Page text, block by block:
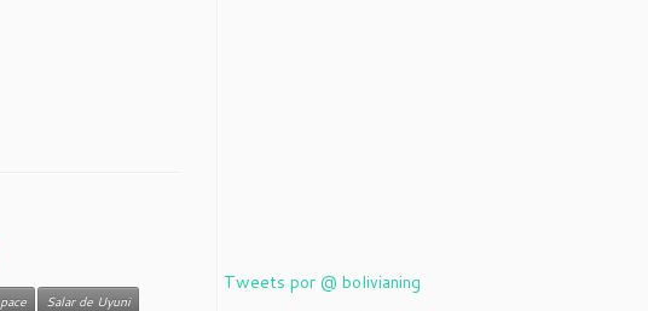
pace
Salar de Uyuni
Tweets por @ bolivianing